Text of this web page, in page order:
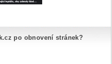
po obnovení stránek?